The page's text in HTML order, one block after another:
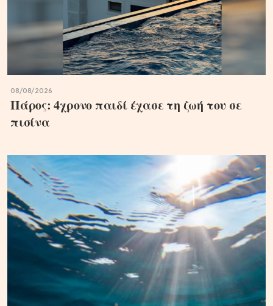
08/08/2026
Πάρος: 4χρονο παιδί έχασε τη ζωή του σε
πισίνα